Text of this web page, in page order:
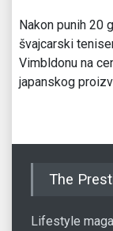
Nakon punih 20
švajcarski
Vimbldonu na
japanskog
The
Lifestyle